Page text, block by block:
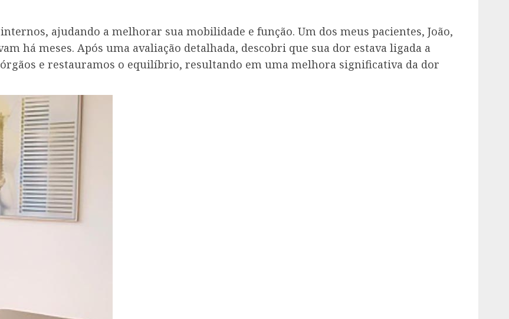
ajudando a melhorar sua mobilidade e função. Um dos meus pacientes, João,
há meses. Após uma avaliação detalhada, descobri que sua dor estava ligada a
e restauramos o equilíbrio, resultando em uma melhora significativa da dor